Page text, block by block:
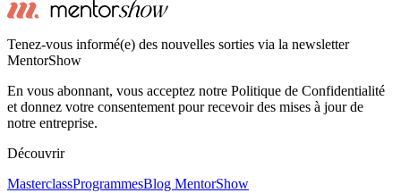
Tenez-vous informé(e) des nouvelles sorties via la newsletter
MentorShow
En vous abonnant, vous acceptez notre Politique de Confidentialité
et donnez votre consentement pour recevoir des mises à jour de
notre entreprise.
Découvrir
MasterclassProgrammesBlog MentorShow